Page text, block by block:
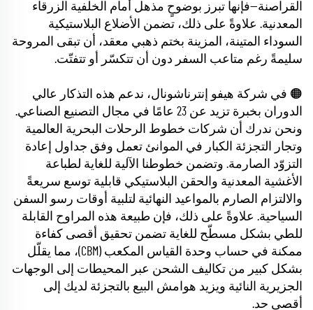
القراصنة—فإنها تبرز بوضوحٍ مذهل أمام الخلفية الزرقاء
المعدنية. علاوةً على ذلك، تضمن الأضلاع البلاستيكية
السوداء المتينة، المزينة بختم ذهبي معقد، أن تبقى المروحة
سليمةً رغم متاعب السفر دون أن تتكسّر أو تتفتّت.
🟠 في شركة هيفو إنترناشونال، ندعم هذه التذكار عالي
الدوران بخبرة تزيد عن 23 عامًا في مجال التصنيع الصناعي.
ونحن ندرك أن شركات خطوط الرحلات البحرية العالمية
وتجار التجزئة الكبار في الموانئ تعمل وفق جداول إعادة
التزوّد الصارمة. وتضمن خطوطنا الآلية للغاية لطباعة
الأغشية المعدنية والحقن البلاستيكي قابلية توسع سريعةً
والالتزام الصارم بالمواعيد النهائية لتلبية أوقات رسو السفن
السياحية. علاوةً على ذلك، فإن طبيعة هذه المراوح القابلة
للطي بشكل مسطّح للغاية تضمن تحقيق أقصى كفاءة
ممكنة في حساب وحدة القياس المكعب (CBM)، مما يقلّل
بشكل كبير من تكاليف الشحن عبر المحيطات إلى الوجهات
الجزيرية النائية ويزيد هوامش البيع بالتجزئة لديك إلى
أقصى حد.